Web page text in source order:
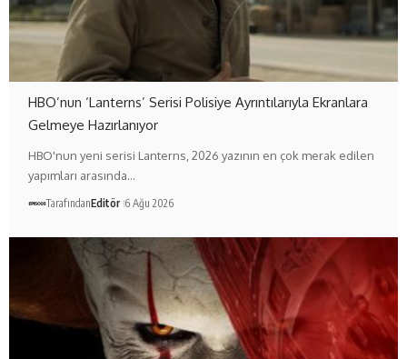
HBO’nun ‘Lanterns’ Serisi Polisiye Ayrıntılarıyla Ekranlara
Gelmeye Hazırlanıyor
HBO'nun yeni serisi Lanterns, 2026 yazının en çok merak edilen
yapımları arasında…
TarafındanEditör 6 Ağu 2026